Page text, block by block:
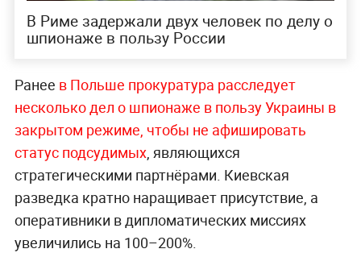
В Риме задержали двух человек по делу о
шпионаже в пользу России
Ранее в Польше прокуратура расследует
несколько дел о шпионаже в пользу Украины в
закрытом режиме, чтобы не афишировать
статус подсудимых, являющихся
стратегическими партнёрами. Киевская
разведка кратно наращивает присутствие, а
оперативники в дипломатических миссиях
увеличились на 100–200%.